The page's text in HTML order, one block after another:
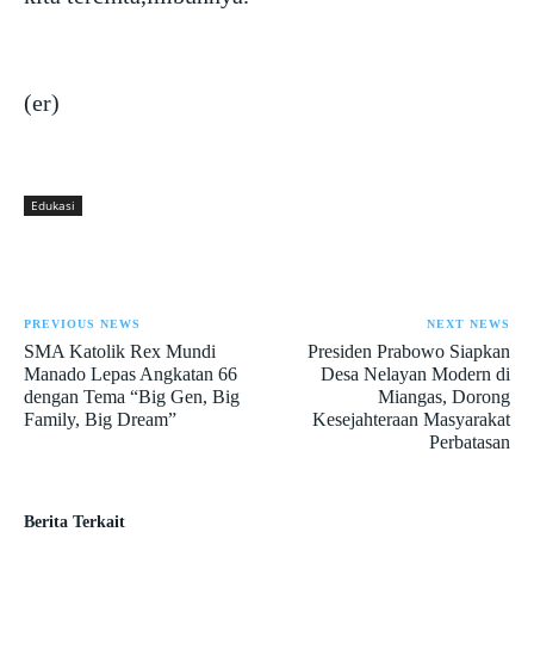
(er)
Edukasi
PREVIOUS NEWS
SMA Katolik Rex Mundi
Manado Lepas Angkatan 66
dengan Tema “Big Gen, Big
Family, Big Dream”
NEXT NEWS
Presiden Prabowo Siapkan
Desa Nelayan Modern di
Miangas, Dorong
Kesejahteraan Masyarakat
Perbatasan
Berita Terkait